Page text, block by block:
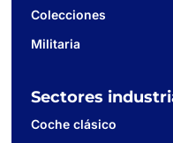
Colecciones
Militaria
Sectores
Coche clásico